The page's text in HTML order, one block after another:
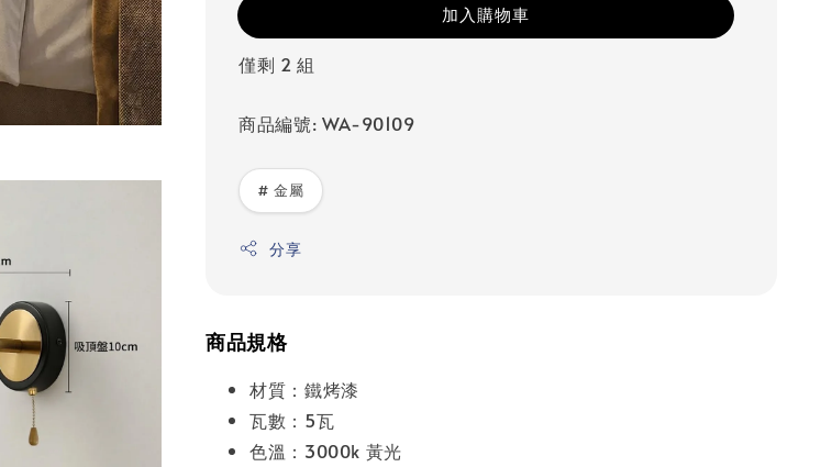
加入購物車
僅剩 2 組
商品編號: WA-90109
# 金屬
分享
商品規格
材質：鐵烤漆
瓦數：5瓦
色溫：3000k 黃光